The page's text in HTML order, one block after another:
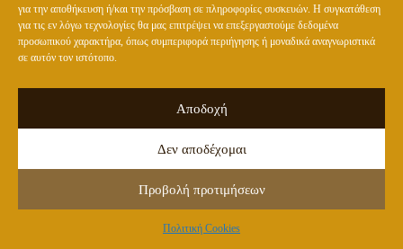
για την αποθήκευση ή/και την πρόσβαση σε πληροφορίες συσκευών. Η συγκατάθεση
για τις εν λόγω τεχνολογίες θα μας επιτρέψει να επεξεργαστούμε δεδομένα
προσωπικού χαρακτήρα, όπως συμπεριφορά περιήγησης ή μοναδικά αναγνωριστικά
σε αυτόν τον ιστότοπο.
Αποδοχή
Δεν αποδέχομαι
Προβολή προτιμήσεων
Πολιτική Cookies
ΕΤΟΙΜΑΖΟΥΝ ΤΟ ΝΕΟ (ΥΒΡΙΔΙΚΟ) ΕΙΔΟΣ ΑΝΘΡΩΠΟΥ;